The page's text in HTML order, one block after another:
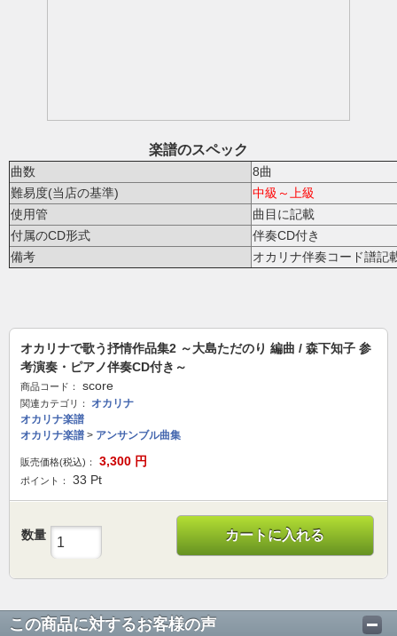
楽譜のスペック
曲数
8曲
難易度(当店の基準)
中級～上級
使用管
曲目に記載
付属のCD形式
伴奏CD付き
備考
オカリナ伴奏コード譜記
オカリナで歌う抒情作品集2 ～大島ただのり 編曲 / 森下知子 参
考演奏・ピアノ伴奏CD付き～
商品コード： score
関連カテゴリ：
オカリナ
オカリナ楽譜
オカリナ楽譜 > アンサンブル曲集
販売価格(税込)： 3,300 円
ポイント： 33 Pt
数量 カートに入れる
この商品に対するお客様の声